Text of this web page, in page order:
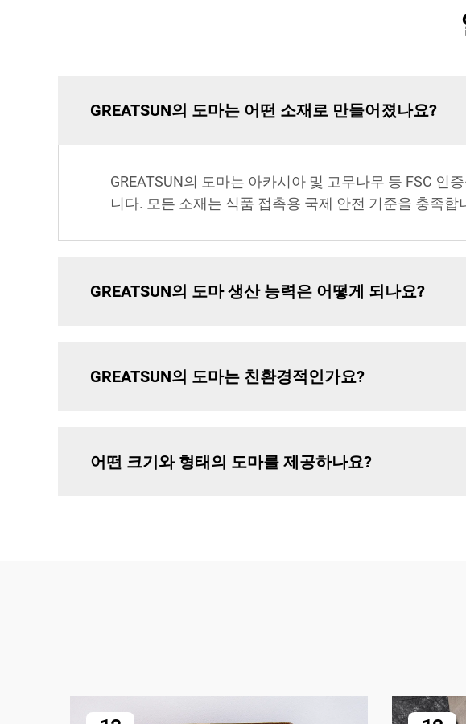
GREATSUN의 도마는 어떤 소재로 만들어졌나요?
GREATSUN의 도마는 아카시아 및 고무나무 등 FSC
니다. 모든 소재는 식품 접촉용 국제 안전 기준을 충족합
GREATSUN의 도마 생산 능력은 어떻게 되나요?
GREATSUN의 도마는 친환경적인가요?
어떤 크기와 형태의 도마를 제공하나요?